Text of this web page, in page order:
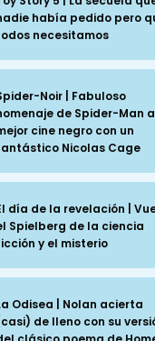
había pedido pero
necesitamos
Noir | Fabuloso
de Spider-Man
cine negro con un
Nicolas Cage
día de la revelación |
Spielberg de la ciencia
y el misterio
Odisea | Nolan acierta
de lleno con su